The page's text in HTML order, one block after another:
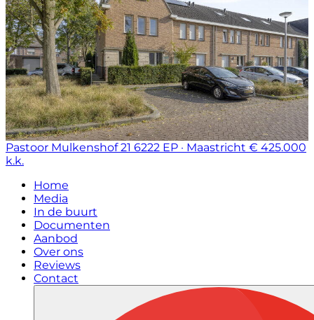
Pastoor Mulkenshof 21 6222 EP · Maastricht € 425.000
k.k.
Home
Media
In de buurt
Documenten
Aanbod
Over ons
Reviews
Contact